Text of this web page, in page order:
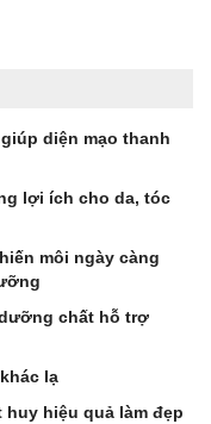
diện mạo thanh
lợi ích cho da, tóc
môi ngày càng
chất hỗ trợ
lạ
hiệu quả làm đẹp